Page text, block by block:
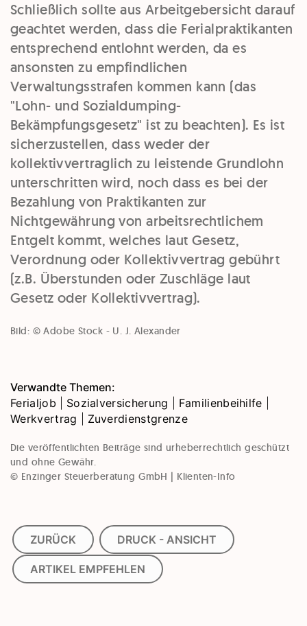
Schließlich sollte aus Arbeitgebersicht darauf
geachtet werden, dass die Ferialpraktikanten
entsprechend entlohnt werden, da es
ansonsten zu empfindlichen
Verwaltungsstrafen kommen kann (das
"Lohn- und Sozialdumping-
Bekämpfungsgesetz" ist zu beachten). Es ist
sicherzustellen, dass weder der
kollektivvertraglich zu leistende Grundlohn
unterschritten wird, noch dass es bei der
Bezahlung von Praktikanten zur
Nichtgewährung von arbeitsrechtlichem
Entgelt kommt, welches laut Gesetz,
Verordnung oder Kollektivvertrag gebührt
(z.B. Überstunden oder Zuschläge laut
Gesetz oder Kollektivvertrag).
Bild: © Adobe Stock - U. J. Alexander
Verwandte Themen:
Ferialjob
Sozialversicherung Familienbeihilfe
Werkvertrag
Zuverdienstgrenze
Die veröffentlichten Beiträge sind urheberrechtlich geschützt
und ohne Gewähr.
© Enzinger Steuerberatung GmbH | Klienten-Info
ZURÜCK DRUCK - ANSICHT
ARTIKEL EMPFEHLEN